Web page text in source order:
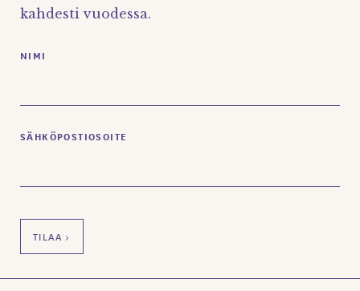
kahdesti vuodessa.
NIMI
SÄHKÖPOSTIOSOITE